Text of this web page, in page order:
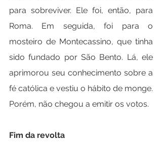
para sobreviver. Ele foi, então, para
Roma. Em seguida, foi para o
mosteiro de Montecassino, que tinha
sido fundado por São Bento. Lá, ele
aprimorou seu conhecimento sobre a
fé católica e vestiu o hábito de monge.
Porém, não chegou a emitir os votos.
Fim da revolta